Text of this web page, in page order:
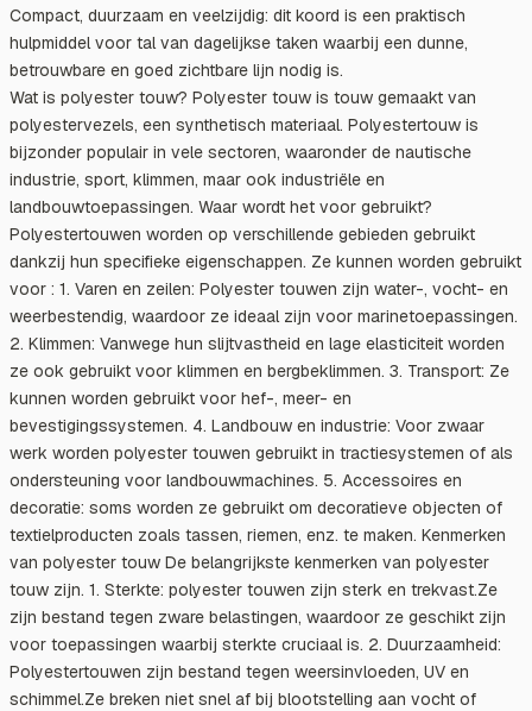
Compact, duurzaam en veelzijdig: dit koord is een praktisch
hulpmiddel voor tal van dagelijkse taken waarbij een dunne,
betrouwbare en goed zichtbare lijn nodig is.
Wat is polyester touw? Polyester touw is touw gemaakt van
polyestervezels, een synthetisch materiaal. Polyestertouw is
bijzonder populair in vele sectoren, waaronder de nautische
industrie, sport, klimmen, maar ook industriële en
landbouwtoepassingen. Waar wordt het voor gebruikt?
Polyestertouwen worden op verschillende gebieden gebruikt
dankzij hun specifieke eigenschappen. Ze kunnen worden gebruikt
voor : 1. Varen en zeilen: Polyester touwen zijn water-, vocht- en
weerbestendig, waardoor ze ideaal zijn voor marinetoepassingen.
2. Klimmen: Vanwege hun slijtvastheid en lage elasticiteit worden
ze ook gebruikt voor klimmen en bergbeklimmen. 3. Transport: Ze
kunnen worden gebruikt voor hef-, meer- en
bevestigingssystemen. 4. Landbouw en industrie: Voor zwaar
werk worden polyester touwen gebruikt in tractiesystemen of als
ondersteuning voor landbouwmachines. 5. Accessoires en
decoratie: soms worden ze gebruikt om decoratieve objecten of
textielproducten zoals tassen, riemen, enz. te maken. Kenmerken
van polyester touw De belangrijkste kenmerken van polyester
touw zijn. 1. Sterkte: polyester touwen zijn sterk en trekvast.Ze
zijn bestand tegen zware belastingen, waardoor ze geschikt zijn
voor toepassingen waarbij sterkte cruciaal is. 2. Duurzaamheid:
Polyestertouwen zijn bestand tegen weersinvloeden, UV en
schimmel.Ze breken niet snel af bij blootstelling aan vocht of